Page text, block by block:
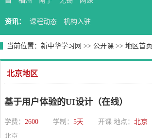
资讯： 课程动态 机构入驻
当前位置： 新中华学习网 >> 公开课 >> 地区首页
北京地区
基于用户体验的UI设计（在线）
学费： 2600 学制： 5天 开课 地点： 北京
北京